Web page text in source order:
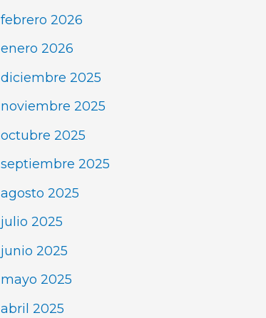
febrero 2026
enero 2026
diciembre 2025
noviembre 2025
octubre 2025
septiembre 2025
agosto 2025
julio 2025
junio 2025
mayo 2025
abril 2025